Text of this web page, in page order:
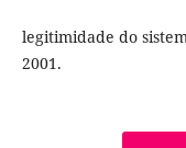
legitimidade do
2001.